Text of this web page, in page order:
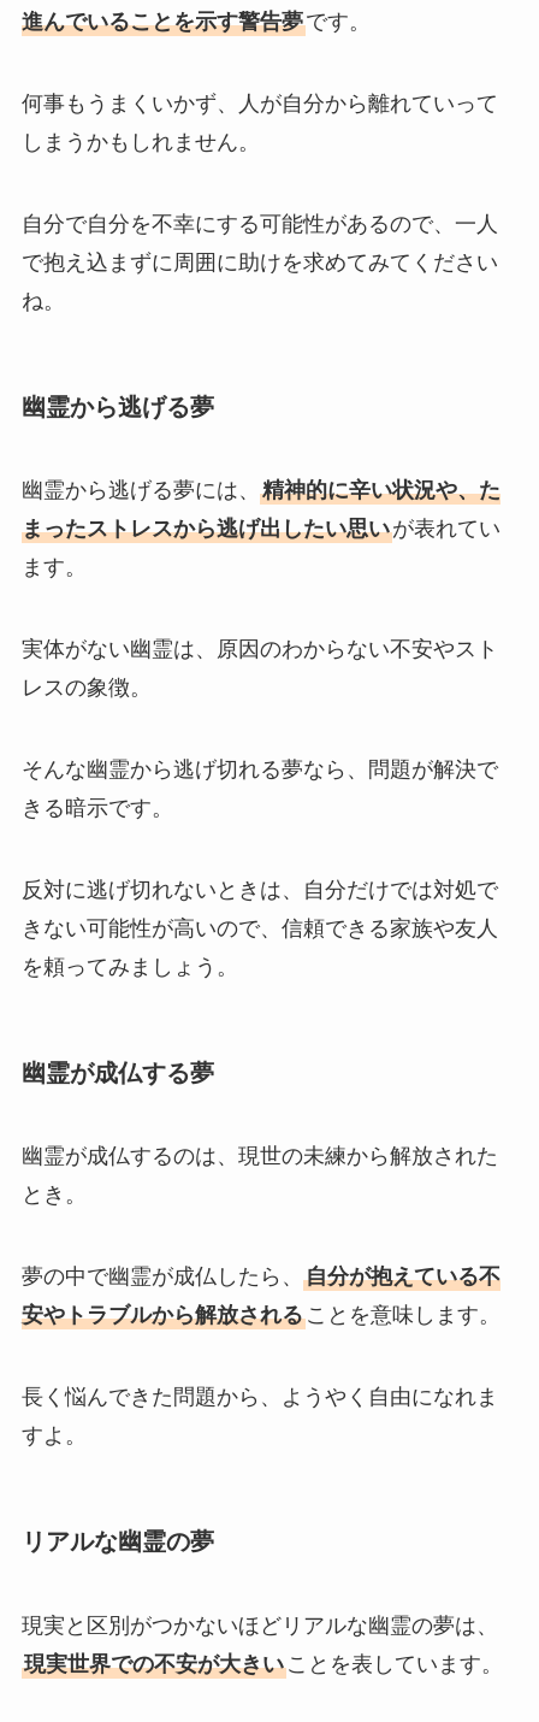
進んでいることを示す警告夢です。
何事もうまくいかず、人が自分から離れていって
しまうかもしれません。
自分で自分を不幸にする可能性があるので、一人
で抱え込まずに周囲に助けを求めてみてください
ね。
幽霊から逃げる夢
幽霊から逃げる夢には、 精神的に辛い状況や、た
まったストレスから逃げ出したい思いが表れてい
ます。
実体がない幽霊は、原因のわからない不安やスト
レスの象徴。
そんな幽霊から逃げ切れる夢なら、問題が解決で
きる暗示です。
反対に逃げ切れないときは、自分だけでは対処で
きない可能性が高いので、信頼できる家族や友人
を頼ってみましょう。
幽霊が成仏する夢
幽霊が成仏するのは、現世の未練から解放された
とき。
夢の中で幽霊が成仏したら、 自分が抱えている不
安やトラブルから解放されることを意味します。
長く悩んできた問題から、ようやく自由になれま
すよ。
リアルな幽霊の夢
現実と区別がつかないほどリアルな幽霊の夢は、
現実世界での不安が大きいことを表しています。